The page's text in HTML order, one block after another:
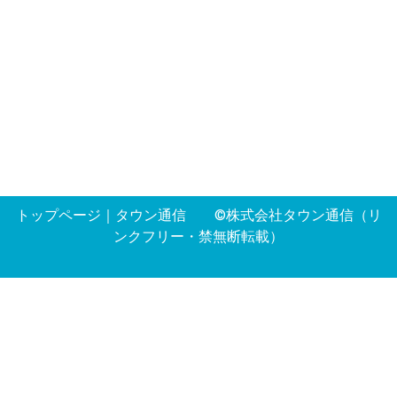
トップページ ｜ タウン通信©株式会社タウン通信（リ
ンクフリー・禁無断転載）